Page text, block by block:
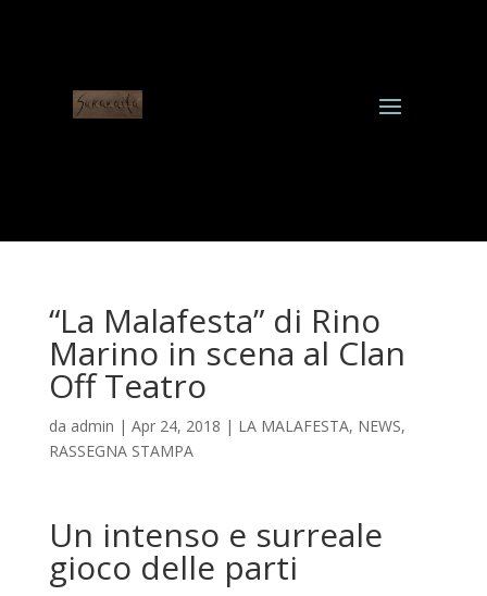
“La Malafesta” di Rino
Marino in scena al Clan
Off Teatro
da admin | Apr 24, 2018 | LA MALAFESTA, NEWS,
RASSEGNA STAMPA
Un intenso e surreale
gioco delle parti